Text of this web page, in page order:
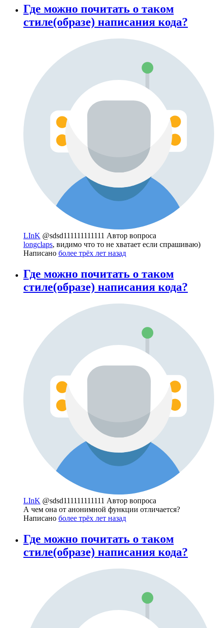
Где можно почитать о таком
стиле(образе) написания кода?
LInK @sdsd111111111111 Автор вопроса
longclaps, видимо что то не хватает если спрашиваю)
Написано более трёх лет назад
Где можно почитать о таком
стиле(образе) написания кода?
LInK @sdsd111111111111 Автор вопроса
А чем она от анонимной функции отличается?
Написано более трёх лет назад
Где можно почитать о таком
стиле(образе) написания кода?